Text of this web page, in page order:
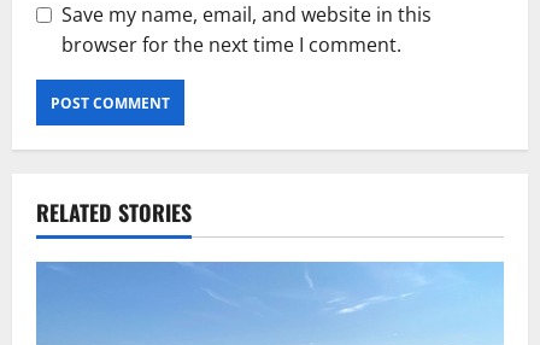
Save my name, email, and website in this
browser for the next time I comment.
RELATED STORIES